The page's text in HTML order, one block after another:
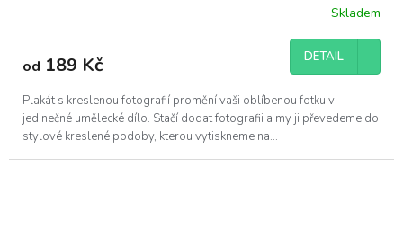
Skladem
od 189 Kč DETAIL
Plakát s kreslenou fotografií promění vaši oblíbenou fotku v
jedinečné umělecké dílo. Stačí dodat fotografii a my ji převedeme do
stylové kreslené podoby, kterou vytiskneme na...